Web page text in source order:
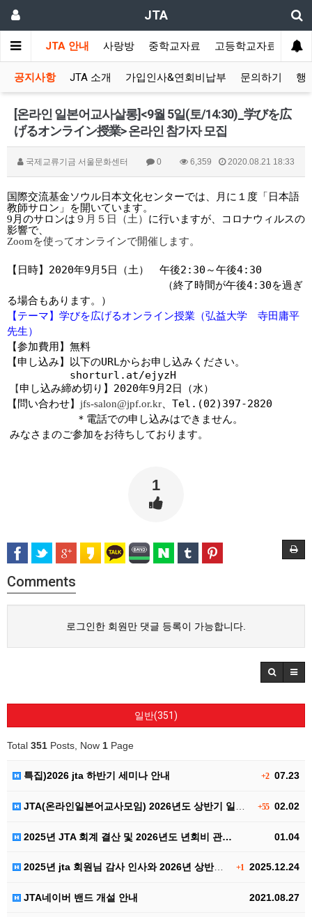
JTA
JTA 안내 사랑방 중학교자료 고등학교자료 멀
공지사항 JTA 소개 가입인사&연회비납부 문의하기 행
[온라인 일본어교사살롱]<9월 5일(토/14:30)_学びを広
げるオンライン授業> 온라인 참가자 모집
국제교류기금 서울문화센터 0 6,359 2020.08.21 18:33
国際交流基金ソウル日本文化センターでは、月に１度「日本語
教師サロン」を開いています。
9月のサロンは ９月５日（土） に行いますが、コロナウィルスの
影響で、
Zoomを使ってオンラインで開催します。
【日時】 2020年9 月 5日（土） 午後2:30 ～午後4:30
（終了時間が午後4:30を過ぎ
る場合もあります。）
【テーマ】 学びを広げるオンライン授業（弘益大学 寺田庸平
先生）
【参加費用】無料
【申し込み】以下のURL からお申し込みください。
shorturl.at/ejyzH
【申し込み締め切り】 2020年9 月 2日（水）
【問い合わせ】 jfs-salon@jpf.or.kr
Tel.(02)397-2820
＊電話での申し込みはできません。
みなさまのご参加をお待ちしております。
1
Comments
로그인한 회원만 댓글 등록이 가능합니다.
일반(351)
Total 351 Posts, Now 1 Page
+207.23
특집)2026 jta 하반기 세미나 안내
+5502.02
JTA(온라인일본어교사모임) 2026년도 상반기 일본어…
01.04
2025년 JTA 회계 결산 및 2026년도 년회비 관…
+1 2025.12.24
2025년 jta 회원님 감사 인사와 2026년 상반기…
2021.08.27
JTA네이버 밴드 개설 안내